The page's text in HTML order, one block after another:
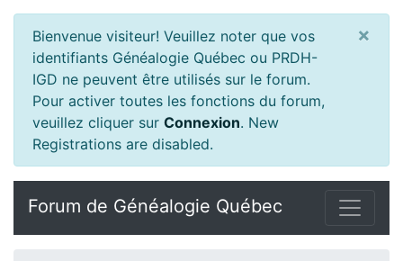
Bienvenue visiteur! Veuillez noter que vos
identifiants Généalogie Québec ou PRDH-
IGD ne peuvent être utilisés sur le forum.
Pour activer toutes les fonctions du forum,
veuillez cliquer sur Connexion. New
Registrations are disabled.
×
Forum de Généalogie Québec